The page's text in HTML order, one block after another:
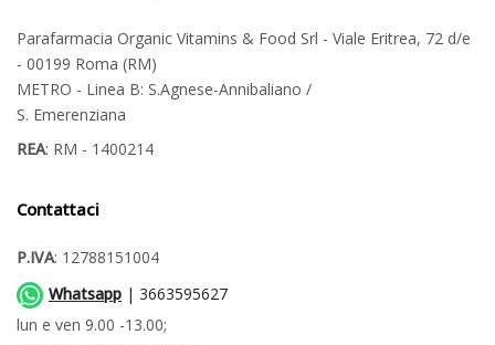
Parafarmacia Organic Vitamins & Food Srl - Viale Eritrea, 72 d/e
- 00199 Roma (RM)
METRO - Linea B: S.Agnese-Annibaliano /
S. Emerenziana
REA: RM - 1400214
Contattaci
P.IVA: 12788151004
Whatsapp | 3663595627
lun e ven 9.00 -13.00;